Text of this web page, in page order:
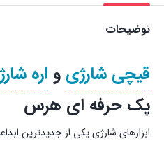
توضیحات
قیچی شارژی اره
پک حرفه‌ ای هرس
ابزارهای شارژی یکی از جدیدترین